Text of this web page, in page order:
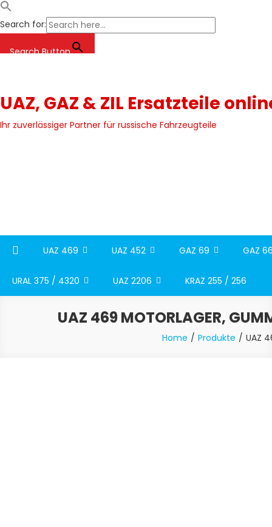
Search for:
Search Button
UAZ, GAZ & ZIL Ersatzteile
Ihr zuverlässiger Partner für russische Fahrzeugteile
UAZ 469 UAZ 452 GAZ 69 GAZ
URAL 375 / 4320 UAZ 2206 KRAZ 255 / 256
UAZ 469 MOTORLAGER,
Home Produkte UAZ